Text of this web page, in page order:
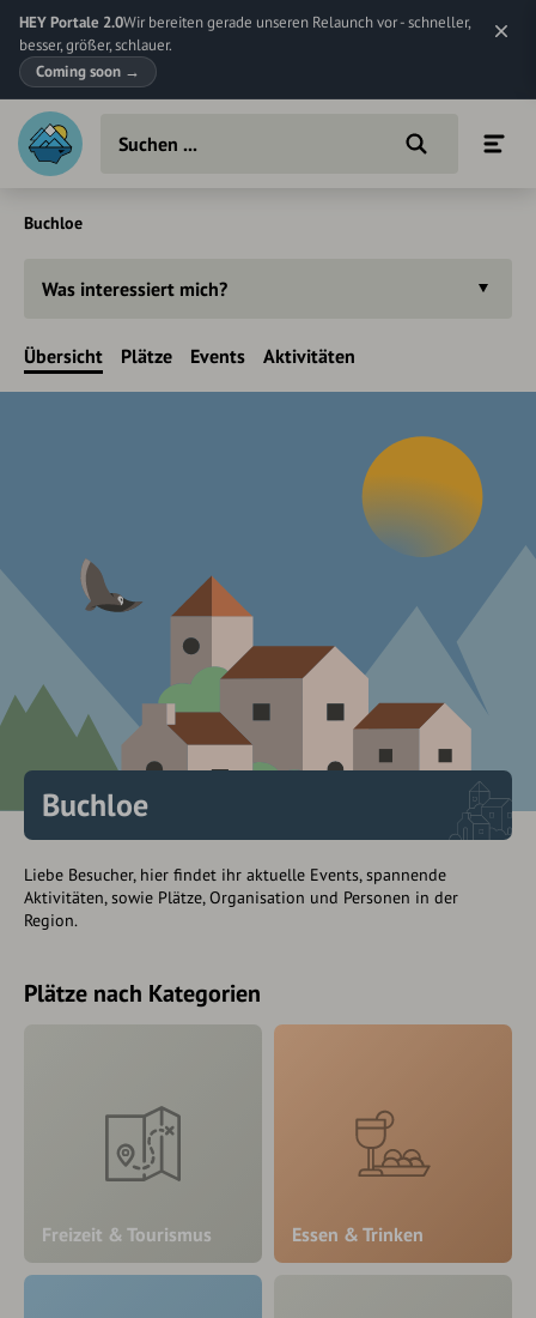
HEY Portale 2.0Wir bereiten gerade unseren Relaunch vor - schneller,
besser, größer, schlauer.
Coming soon →
Buchloe
Was interessiert mich?
Übersicht Plätze Events Aktivitäten
Buchloe
Liebe Besucher, hier findet ihr aktuelle Events, spannende
Aktivitäten, sowie Plätze, Organisation und Personen in der
Region.
Plätze nach Kategorien
Freizeit & Tourismus Essen & Trinken